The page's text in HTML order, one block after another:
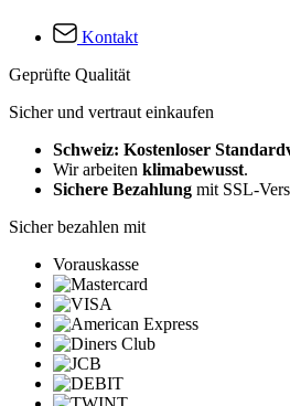
Kontakt
Geprüfte Qualität
Sicher und vertraut einkaufen
Schweiz: Kostenloser
Wir arbeiten klimabewusst.
Sichere Bezahlung mit SSL-
Sicher bezahlen mit
Vorauskasse